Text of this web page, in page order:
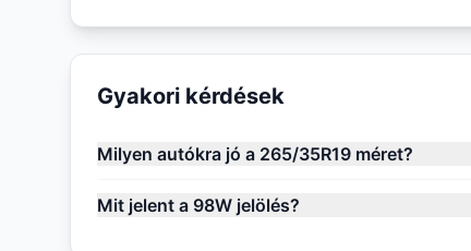
Gyakori kérdések
Milyen autókra jó a 265/35R19 méret?
Mit jelent a 98W jelölés?